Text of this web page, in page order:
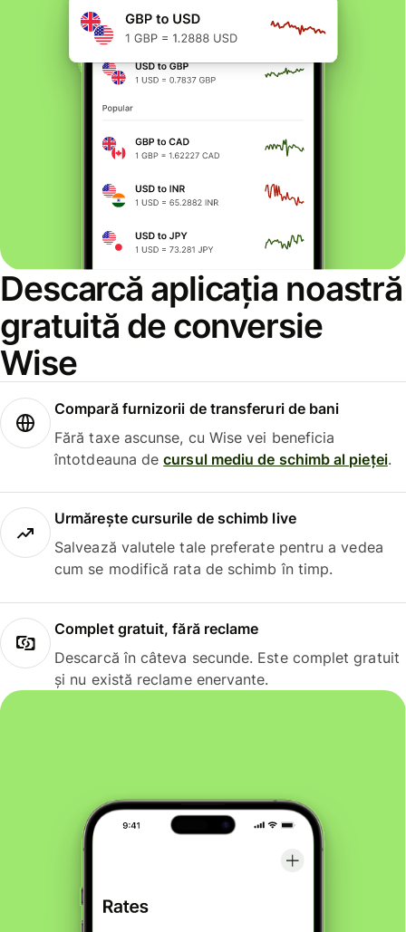
Descarcă aplicația noastră
gratuită de conversie
Wise
Compară furnizorii de transferuri de bani
Fără taxe ascunse, cu Wise vei beneficia
întotdeauna decursul mediu de schimb al pieței.
Urmărește cursurile de schimb live
Salvează valutele tale preferate pentru a vedea
cum se modifică rata de schimb în timp.
Complet gratuit, fără reclame
Descarcă în câteva secunde. Este complet gratuit
și nu există reclame enervante.